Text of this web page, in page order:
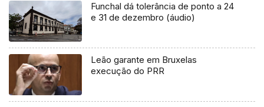
Funchal dá tolerância de ponto a 24
e 31 de dezembro (áudio)
Leão garante em Bruxelas
execução do PRR